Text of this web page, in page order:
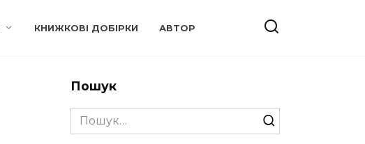
КНИЖКОВІ ДОБІРКИ АВТОР
Пошук
Search
for: